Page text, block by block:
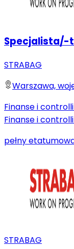
Specjalista/-
STRABAG
Warszawa,
Finanse i
Finanse i
pełny etat
STRABAG